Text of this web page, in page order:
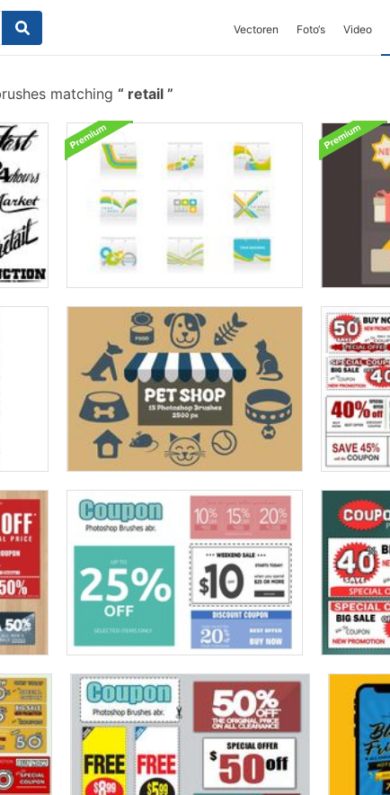
Vectoren Foto‘s Video
matching retail